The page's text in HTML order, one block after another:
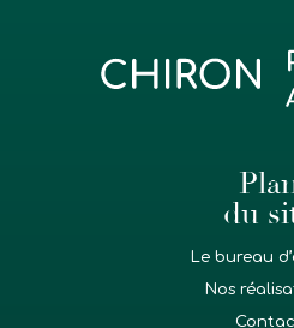
du
Le bureau
Nos